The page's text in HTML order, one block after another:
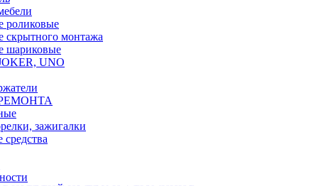
роликовые
монтажа
шариковые
UNO
зажигалки